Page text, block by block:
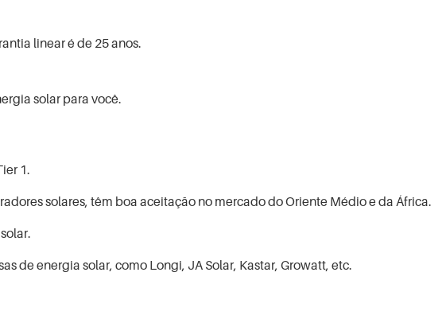
linear é de 25 anos.
solar para você.
1.
solares, têm boa aceitação no mercado do Oriente Médio e da África.
de energia solar, como Longi, JA Solar, Kastar, Growatt, etc.